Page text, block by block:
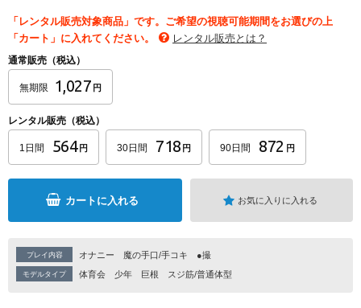
「レンタル販売対象商品」です。ご希望の視聴可能期間をお選びの上
「カート」に入れてください。
レンタル販売とは？
通常販売（税込）
無期限 1,027 円
レンタル販売（税込）
1日間 564 円 30日間 718 円 90日間 872 円
カートに入れる お気に入りに入れる
プレイ内容 オナニー 魔の手口/手コキ ●撮
モデルタイプ 体育会 少年 巨根 スジ筋/普通体型